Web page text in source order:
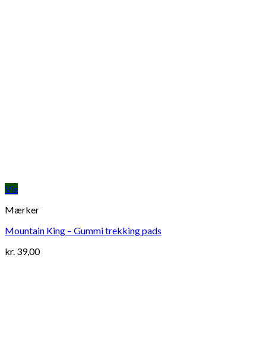
Vis
Mærker
Mountain King – Gummi trekking pads
kr. 39,00